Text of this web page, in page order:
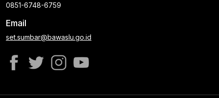
0851-6748-6759
Email
set.sumbar@bawaslu.go.id